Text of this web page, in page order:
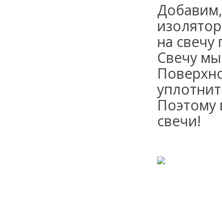
на свечу
Свечу
Поэтому
свечи!